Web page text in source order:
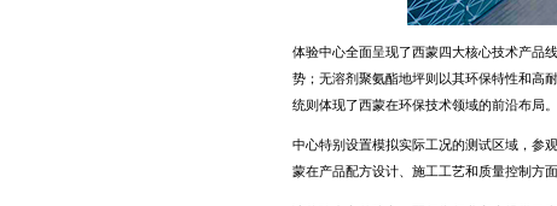
体验中心全面呈现了西蒙四大核心技术产品
势；无溶剂聚氨酯地坪则以其环保特性和高
统则体现了西蒙在环保技术领域的前沿布局。
中心特别设置模拟实际工况的测试区域，参
蒙在产品配方设计、施工工艺和质量控制方面